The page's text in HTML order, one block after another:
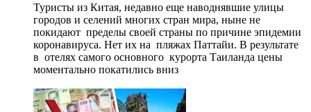
Туристы из Китая, недавно еще наводнявшие улицы
городов и селений многих стран мира, ныне не
покидают пределы своей страны по причине эпидемии
коронавируса. Нет их на пляжах Паттайи. В результате
в отелях самого основного курорта Таиланда цены
моментально покатились вниз